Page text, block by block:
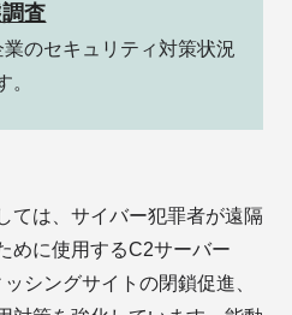
査
業のセキュリティ対策状況
。
ては、サイバー犯罪者が遠隔
めに使用するC2サーバー
シングサイトの閉鎖促進、